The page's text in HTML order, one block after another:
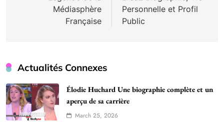
Médiasphère
Française
Personnelle et Profil
Public
Actualités Connexes
Élodie Huchard Une biographie complète et un
aperçu de sa carrière
March 25, 2026